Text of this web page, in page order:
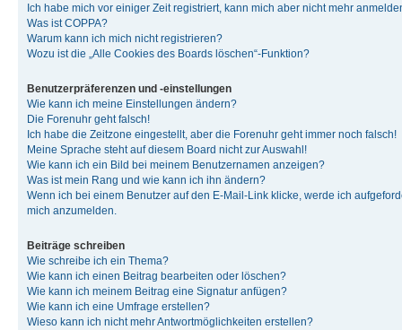
Ich habe mich vor einiger Zeit registriert, kann mich aber nicht mehr
Was ist COPPA?
Warum kann ich mich nicht registrieren?
Wozu ist die „Alle Cookies des Boards löschen“-Funktion?
Benutzerpräferenzen und -einstellungen
Wie kann ich meine Einstellungen ändern?
Die Forenuhr geht falsch!
Ich habe die Zeitzone eingestellt, aber die Forenuhr geht immer noch falsch!
Meine Sprache steht auf diesem Board nicht zur Auswahl!
Wie kann ich ein Bild bei meinem Benutzernamen anzeigen?
Was ist mein Rang und wie kann ich ihn ändern?
Wenn ich bei einem Benutzer auf den E-Mail-Link klicke, werde ich
mich anzumelden.
Beiträge schreiben
Wie schreibe ich ein Thema?
Wie kann ich einen Beitrag bearbeiten oder löschen?
Wie kann ich meinem Beitrag eine Signatur anfügen?
Wie kann ich eine Umfrage erstellen?
Wieso kann ich nicht mehr Antwortmöglichkeiten erstellen?